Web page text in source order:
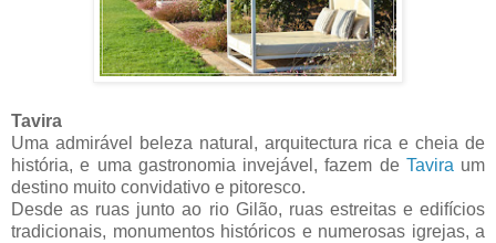
Tavira
Uma admirável beleza natural, arquitectura rica e cheia de
história, e uma gastronomia invejável, fazem de Taviraum
destino muito convidativo e pitoresco.
Desde as ruas junto ao rio Gilão, ruas estreitas e edifícios
tradicionais, monumentos históricos e numerosas igrejas, a